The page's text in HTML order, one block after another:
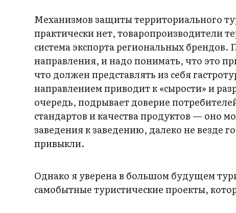
Механизмов защиты территориального
практически нет, товаропроизводители
система экспорта региональных брендов.
направления, и надо понимать, что это
что должен представлять из себя
направлением приводит к «сырости» и
очередь, подрывает доверие
стандартов и качества продуктов — оно
заведения к заведению, далеко не везде
привыкли.
Однако я уверена в большом будущем
самобытные туристические проекты,